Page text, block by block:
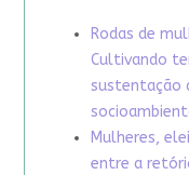
Rodas de
Cultivando
sustentação
Mulheres,
entre a